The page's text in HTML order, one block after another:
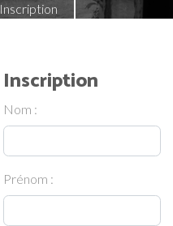
Inscription
Inscription
Nom :
Prénom :